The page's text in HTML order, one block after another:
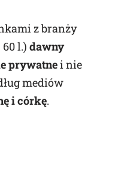
z branży
60 l.) dawny
prywatnei nie
mediów
i córkę.